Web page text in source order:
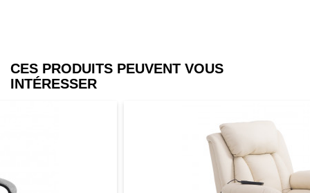
CES PRODUITS PEUVENT VOUS
INTÉRESSER